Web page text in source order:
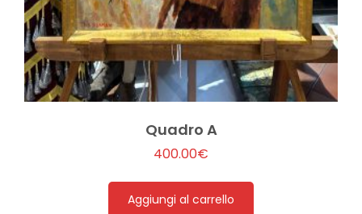
Quadro A
400.00€
Aggiungi al carrello